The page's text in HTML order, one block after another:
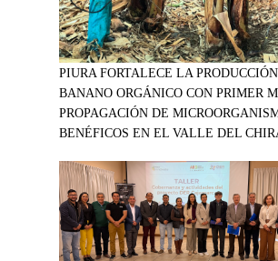
PIURA FORTALECE LA
BANANO ORGÁNICO CON PRIMER
PROPAGACIÓN DE
BENÉFICOS EN EL VALLE DEL